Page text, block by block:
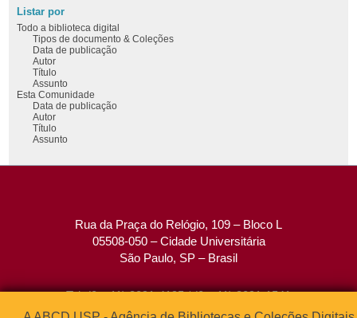
Listar por
Todo a biblioteca digital
Tipos de documento & Coleções
Data de publicação
Autor
Título
Assunto
Esta Comunidade
Data de publicação
Autor
Título
Assunto
Rua da Praça do Relógio, 109 – Bloco L
05508-050 – Cidade Universitária
São Paulo, SP – Brasil
Tel: (0xx11) 3091-4195 / (0xx11) 3091-1541
Fax: (0xx11) 3091-1567